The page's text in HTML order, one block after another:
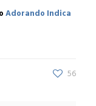
Adorando Indica
56